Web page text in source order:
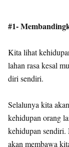
#1-
Kita lihat
lahan rasa kesal
diri sendiri.
Selalunya kita
kehidupan orang
kehidupan
akan membawa